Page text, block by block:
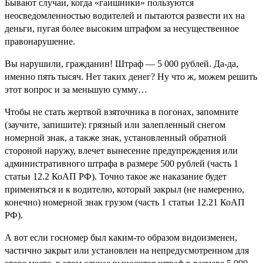
Бывают случаи, когда «гаишники» пользуются
неосведомленностью водителей и пытаются развести их на
деньги, пугая более высоким штрафом за несущественное
правонарушение.
Вы нарушили, гражданин! Штраф — 5 000 рублей. Да-да,
именно пять тысяч. Нет таких денег? Ну что ж, можем решить
этот вопрос и за меньшую сумму…
Чтобы не стать жертвой взяточника в погонах, запомните
(заучите, запишите): грязный или залепленный снегом
номерной знак, а также знак, установленный обратной
стороной наружу, влечет вынесение предупреждения или
административного штрафа в размере 500 рублей (часть 1
статьи 12.2 КоАП РФ). Точно такое же наказание будет
применяться и к водителю, который закрыл (не намеренно,
конечно) номерной знак грузом (часть 1 статьи 12.21 КоАП
РФ).
А вот если госномер был каким-то образом видоизменен,
частично закрыт или установлен на непредусмотренном для